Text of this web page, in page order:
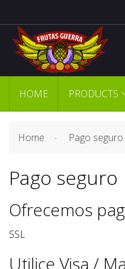
HOME PRODUCTS
Home Pago seguro
Pago seguro
Ofrecemos
SSL
Utilice Visa /